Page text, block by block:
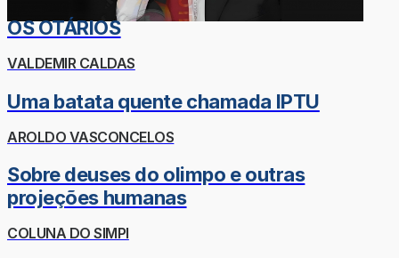
OS OTÁRIOS
VALDEMIR CALDAS
Uma batata quente chamada IPTU
AROLDO VASCONCELOS
Sobre deuses do olimpo e outras
projeções humanas
COLUNA DO SIMPI